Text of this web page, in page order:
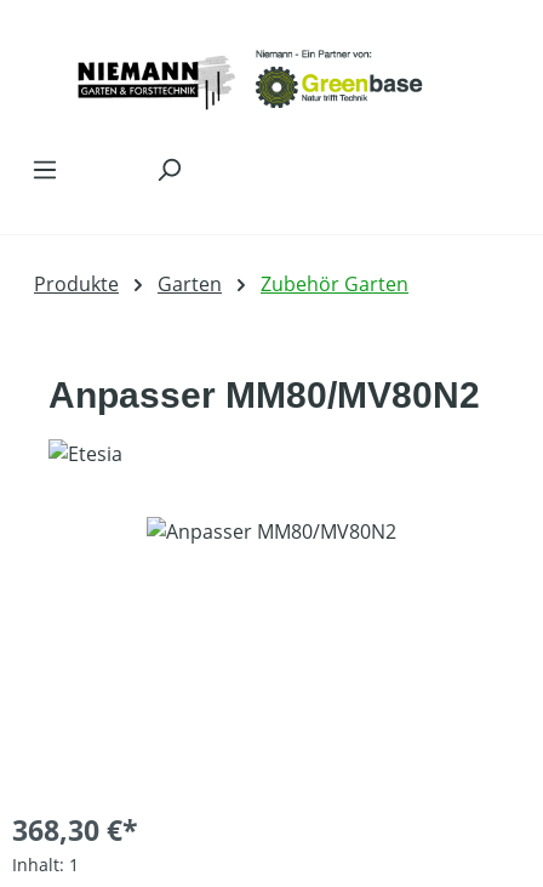
Produkte Garten Zubehör Garten
Anpasser MM80/MV80N2
Bildergalerie überspringen
368,30 €*
Inhalt: 1